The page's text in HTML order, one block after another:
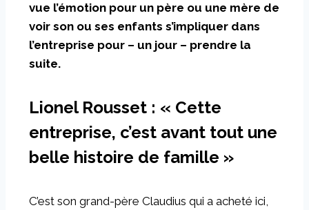
vue l’émotion pour un père ou une mère de
voir son ou ses enfants s’impliquer dans
l’entreprise pour – un jour – prendre la
suite.
Lionel Rousset : « Cette
entreprise, c’est avant tout une
belle histoire de famille »
C’est son grand-père Claudius qui a acheté ici,